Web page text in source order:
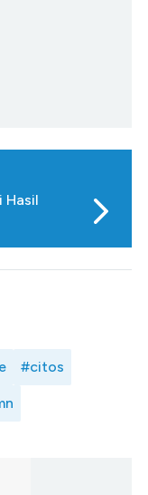
Hasil
#citos